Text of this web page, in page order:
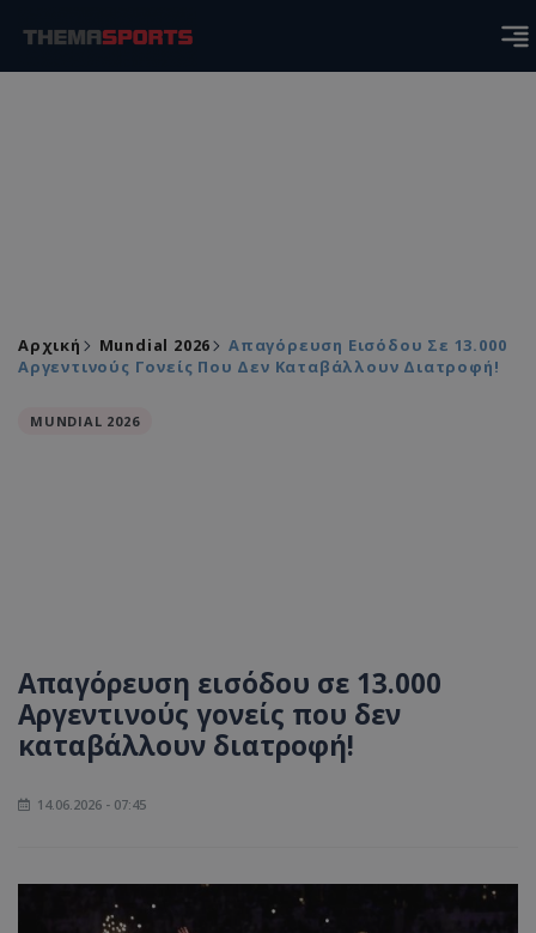
Αρχική Mundial 2026
Απαγόρευση Εισόδου Σε 13.000
Αργεντινούς Γονείς Που Δεν Καταβάλλουν Διατροφή!
MUNDIAL 2026
Απαγόρευση εισόδου σε 13.000
Αργεντινούς γονείς που δεν
καταβάλλουν διατροφή!
14.06.2026 - 07:45